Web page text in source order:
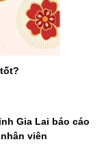
Gia Lai báo cáo
viên